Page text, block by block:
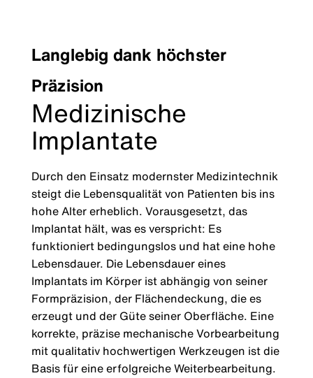
Langlebig dank höchster
Präzision
Medizinische
Implantate
Durch den Einsatz modernster Medizintechnik
steigt die Lebensqualität von Patienten bis ins
hohe Alter erheblich. Vorausgesetzt, das
Implantat hält, was es verspricht: Es
funktioniert bedingungslos und hat eine hohe
Lebensdauer. Die Lebensdauer eines
Implantats im Körper ist abhängig von seiner
Formpräzision, der Flächendeckung, die es
erzeugt und der Güte seiner Oberfläche. Eine
korrekte, präzise mechanische Vorbearbeitung
mit qualitativ hochwertigen Werkzeugen ist die
Basis für eine erfolgreiche Weiterbearbeitung.